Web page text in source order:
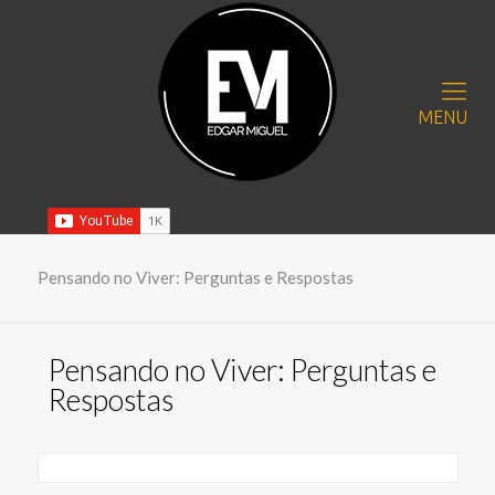
MENU
Pensando no Viver: Perguntas e Respostas
Pensando no Viver: Perguntas e
Respostas